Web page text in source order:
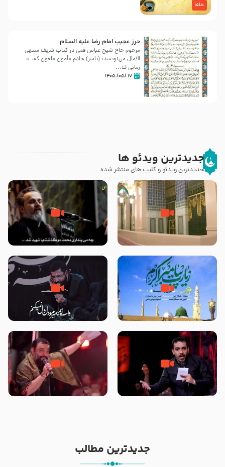
خلفا
حرز عجیب امام رضا علیه السلام
مرحوم حاج شیخ عباس قمی در کتاب شریف منتهی
الآمال می‌نویسد: (ياسر) خادم مأمون ملعون گفت:
زمانى ك...
۱۷ /۰۵/ ۱۴۰۵
جدیدترین ویدئو ها
جدیدترین ویدئو و کلیپ های منتشر شده
زیارت پیامبر اکرم صلی الله علیه و
اله و سلم در مدینه به همراه
مرگ یا قتل – ملا باسم کربلایی
زیارت پیامبر اکرم صلی الله علیه و
آله در روز شنبه با نوای علی فانی
مصداق کربلا – حاج حسین سیب
سرخی
شور ، حسینا! به‌ حق زهرا «أُنْظُرْ
إِلَینا» – عزاداری شب هفتم ماه
جانا جانا ابی عبدالله – کربلایی جواد
مقدم – شب هشتم محرم 1448 –
جدیدترین مطالب